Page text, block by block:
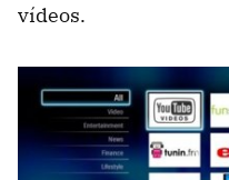
vídeos.